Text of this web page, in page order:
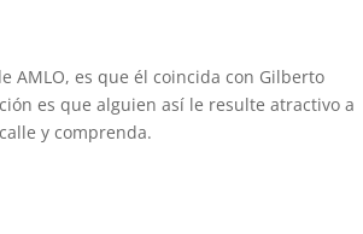
AMLO, es que él coincida con Gilberto
es que alguien así le resulte atractivo a
y comprenda.